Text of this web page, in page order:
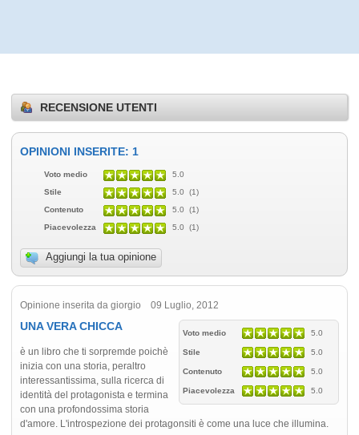
RECENSIONE UTENTI
OPINIONI INSERITE: 1
Voto medio
5.0
Stile
5.0 (1)
Contenuto
5.0 (1)
Piacevolezza
5.0 (1)
Aggiungi la tua opinione
Opinione inserita da giorgio 09 Luglio, 2012
Voto medio 5.0
Stile 5.0
Contenuto 5.0
Piacevolezza 5.0
UNA VERA CHICCA
è un libro che ti sorpremde poichè
inizia con una storia, peraltro
interessantissima, sulla ricerca di
identità del protagonista e termina
con una profondossima storia
d'amore. L'introspezione dei protagonsiti è come una luce che illumina.